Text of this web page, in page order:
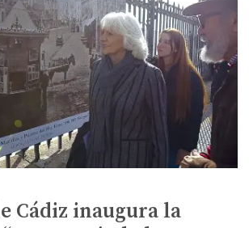
Cádiz inaugura la